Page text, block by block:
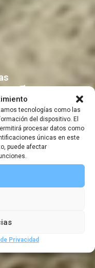
tecnologías como las
del dispositivo. El
procesar datos como
únicas en este
puede afectar
Privacidad
y la
de la
20:30